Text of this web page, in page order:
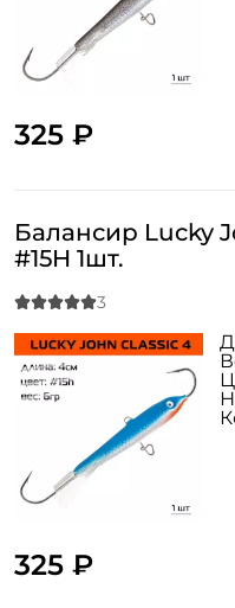
325 ₽
Балансир Lucky
#15H 1шт.
325 ₽